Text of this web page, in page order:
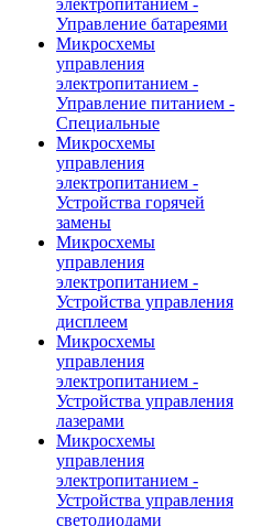
электропитанием -
Управление батареями
Микросхемы
управления
электропитанием -
Управление питанием -
Специальные
Микросхемы
управления
электропитанием -
Устройства горячей
замены
Микросхемы
управления
электропитанием -
Устройства управления
дисплеем
Микросхемы
управления
электропитанием -
Устройства управления
лазерами
Микросхемы
управления
электропитанием -
Устройства управления
светодиодами